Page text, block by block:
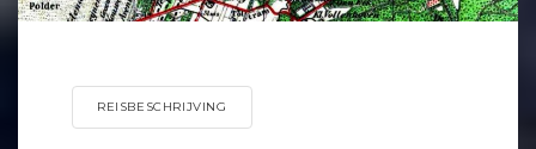
REISBESCHRIJVING